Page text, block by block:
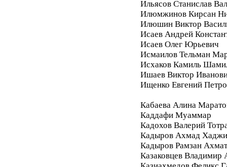
Ильясов Станислав
Илюмжинов Кирсан
Илюшин Виктор
Исаев Андрей
Исаев Олег Юрьевич
Исмаилов Тельман
Исхаков Камиль
Ишаев Виктор
Ищенко Евгений
Кабаева Алина
Каддафи Муаммар
Кадохов Валерий
Кадыров Ахмад Хаджи
Кадыров Рамзан
Казаковцев Владимир